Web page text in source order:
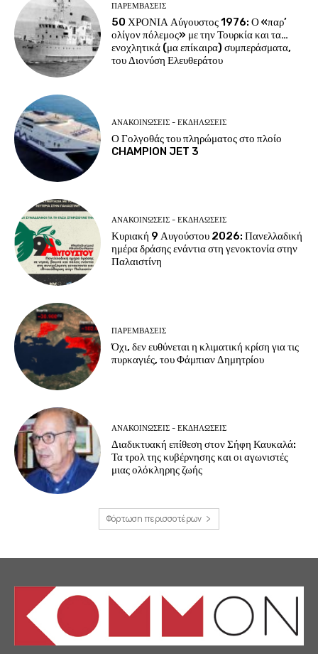
ΠΑΡΕΜΒΑΣΕΙΣ
50 ΧΡΟΝΙΑ Αύγουστος 1976: Ο «παρ’
ολίγον πόλεμος» με την Τουρκία και τα…
ενοχλητικά (μα επίκαιρα) συμπεράσματα,
του Διονύση Ελευθεράτου
ΑΝΑΚΟΙΝΩΣΕΙΣ - ΕΚΔΗΛΩΣΕΙΣ
Ο Γολγοθάς του πληρώματος στο πλοίο
CHAMPION JET 3
ΑΝΑΚΟΙΝΩΣΕΙΣ - ΕΚΔΗΛΩΣΕΙΣ
Κυριακή 9 Αυγούστου 2026: Πανελλαδική
ημέρα δράσης ενάντια στη γενοκτονία στην
Παλαιστίνη
ΠΑΡΕΜΒΑΣΕΙΣ
Όχι, δεν ευθύνεται η κλιματική κρίση για τις
πυρκαγιές, του Φάμπιαν Δημητρίου
ΑΝΑΚΟΙΝΩΣΕΙΣ - ΕΚΔΗΛΩΣΕΙΣ
Διαδικτυακή επίθεση στον Σήφη Καυκαλά:
Τα τρολ της κυβέρνησης και οι αγωνιστές
μιας ολόκληρης ζωής
Φόρτωση περισσοτέρων